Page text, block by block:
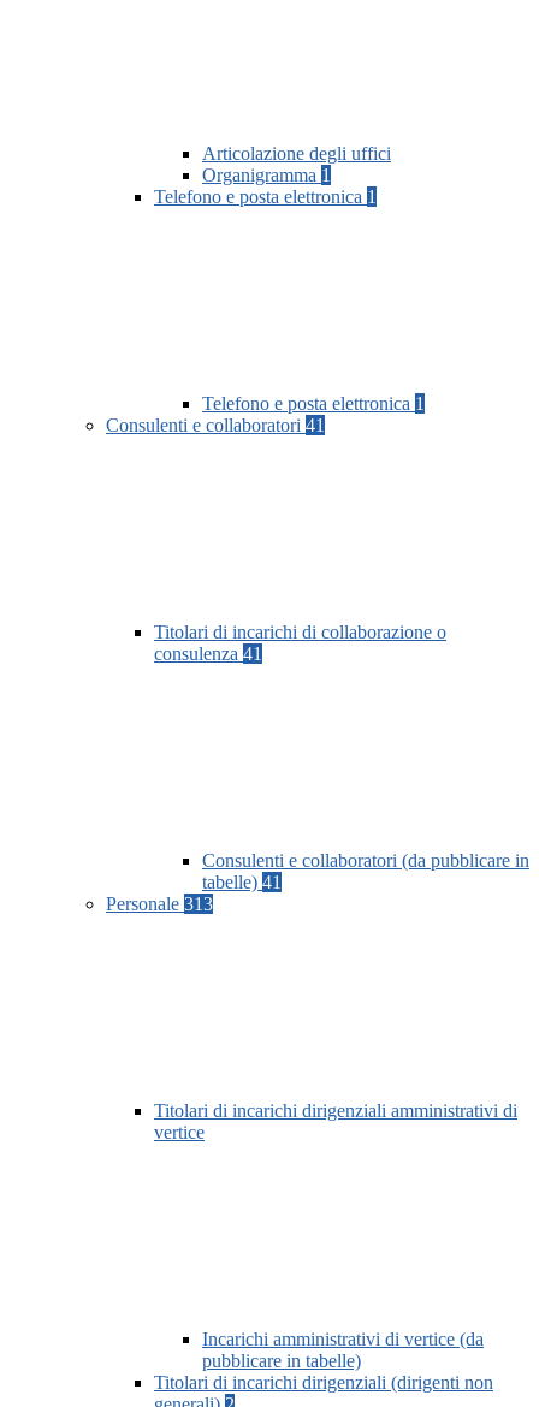
Articolazione degli uffici
Organigramma 1
Telefono e posta elettronica 1
Telefono e posta elettronica 1
Consulenti e collaboratori 41
Titolari di incarichi di collaborazione o
consulenza 41
Consulenti e collaboratori (da pubblicare in
tabelle) 41
Personale 313
Titolari di incarichi dirigenziali amministrativi di
vertice
Incarichi amministrativi di vertice (da
pubblicare in tabelle)
Titolari di incarichi dirigenziali (dirigenti non